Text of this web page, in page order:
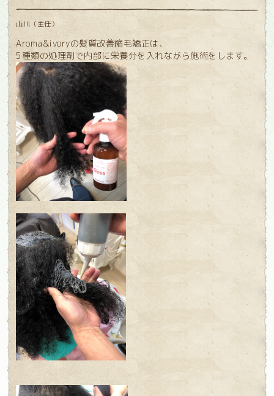
山川（主任）
Aroma&ivoryの髪質改善縮毛矯正は、
5種類の処理剤で内部に栄養分を入れながら施術をします。